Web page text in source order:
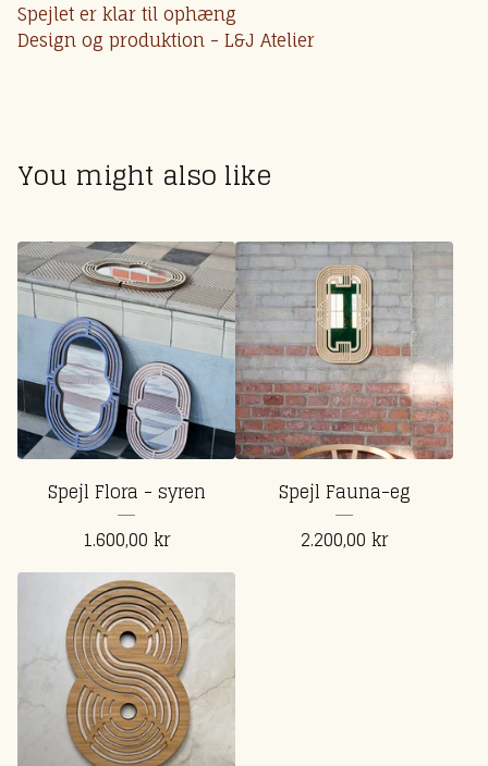
Spejlet er klar til ophæng
Design og produktion - L&J Atelier
You might also like
Spejl Flora - syren
1.600,00 kr
Spejl Fauna-eg
2.200,00 kr